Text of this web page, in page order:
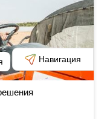
Навигация